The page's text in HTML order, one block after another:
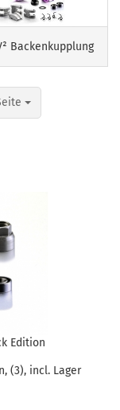
Backenkupplung
Edition
(3), incl. Lager